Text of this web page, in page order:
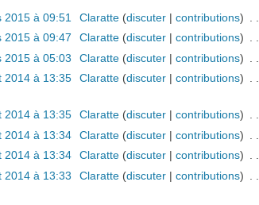
2015 à 09:51 Claratte (discuter| contributions)
2015 à 09:47 Claratte (discuter| contributions) . .
2015 à 05:03 Claratte (discuter| contributions)
2014 à 13:35 Claratte (discuter| contributions)
2014 à 13:35 Claratte (discuter| contributions) . .
2014 à 13:34 Claratte (discuter| contributions)
2014 à 13:34 Claratte (discuter| contributions) . .
2014 à 13:33 Claratte (discuter| contributions)